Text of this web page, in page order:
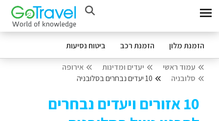
הזמנת מלון הזמנת רכב ביטוח נסיעות
עמוד ראשי יעדים ומדינות
אירופה
סלובניה
10 יעדים נבחרים בסלובניה
10 אזורים ויעדים נבחרים